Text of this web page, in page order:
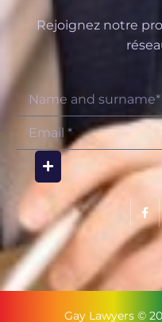
Rejoignez notre
Gay Lawyers ©